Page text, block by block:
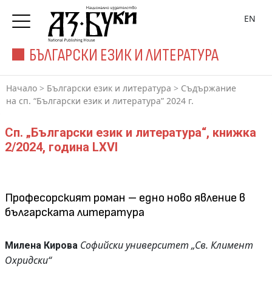
БЪЛГАРСКИ ЕЗИК И ЛИТЕРАТУРА
EN
Начало > Български език и литература > Съдържание
на сп. “Български език и литература” 2024 г.
Сп. „Български език и литература“, книжка
2/2024, година LXVI
Професорският роман – едно ново явление в
българската литература
Милена Кирова Софийски университет „Св. Климент
Охридски“